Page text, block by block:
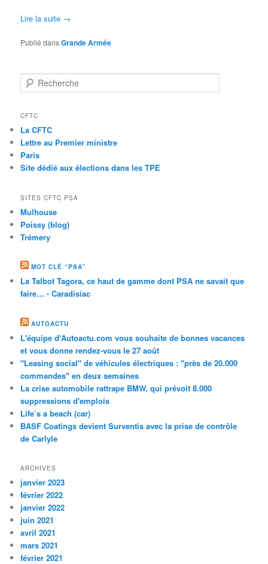
Lire la suite →
Publié dansGrande Armée
Recherche
CFTC
La CFTC
Lettre au Premier ministre
Paris
Site dédié aux élections dans les TPE
SITES CFTC PSA
Mulhouse
Poissy (blog)
Trémery
MOT CLÉ “PSA”
La Talbot Tagora, ce haut de gamme dont PSA ne savait que
faire… - Caradisiac
AUTOACTU
L'équipe d'Autoactu.com vous souhaite de bonnes vacances
et vous donne rendez-vous le 27 août
"Leasing social" de véhicules électriques : "près de 20.000
commandes" en deux semaines
La crise automobile rattrape BMW, qui prévoit 8.000
suppressions d'emplois
Life’s a beach (car)
BASF Coatings devient Surventis avec la prise de contrôle
de Carlyle
ARCHIVES
janvier 2023
février 2022
janvier 2022
juin 2021
avril 2021
mars 2021
février 2021